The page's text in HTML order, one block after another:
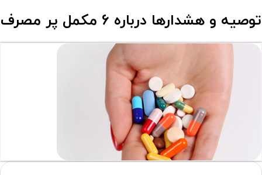
توصیه و هشدارها درباره 6 مکمل پر مصرف